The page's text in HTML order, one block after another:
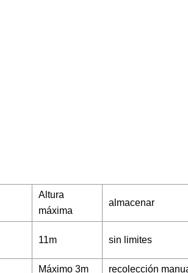
Altura
máxima
almacenar
11m sin limites
Máximo 3m recolección